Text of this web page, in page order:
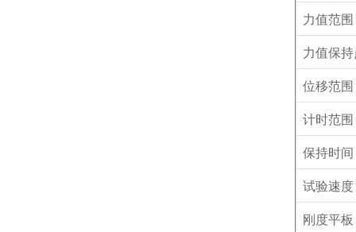
力值范围
力值保
位移范围
计时范围
保持时间
试验速度
刚度平板